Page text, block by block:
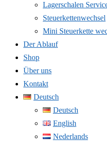
Lagerschalen
Steuerkettenwechsel
Mini Steuer­kette
Der Ablauf
Shop
Über uns
Kontakt
Deutsch
Deutsch
English
Nederlands